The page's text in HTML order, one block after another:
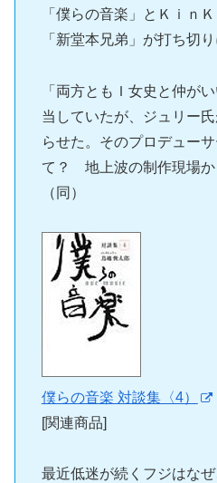
「僕らの音楽」とＫｉｎ
「新堂本兄弟」が打ち切り
「両方ともＩ女史と仲が
当していたが、ジュリー
らせた。そのプロデュー
て？ 地上波の制作現場か
（同）
僕らの音楽 対談集〈4）
[関連商品]
最近低迷が続くフジはな